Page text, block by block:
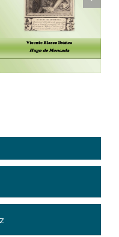
Aventura veneciana y
otros cuentos